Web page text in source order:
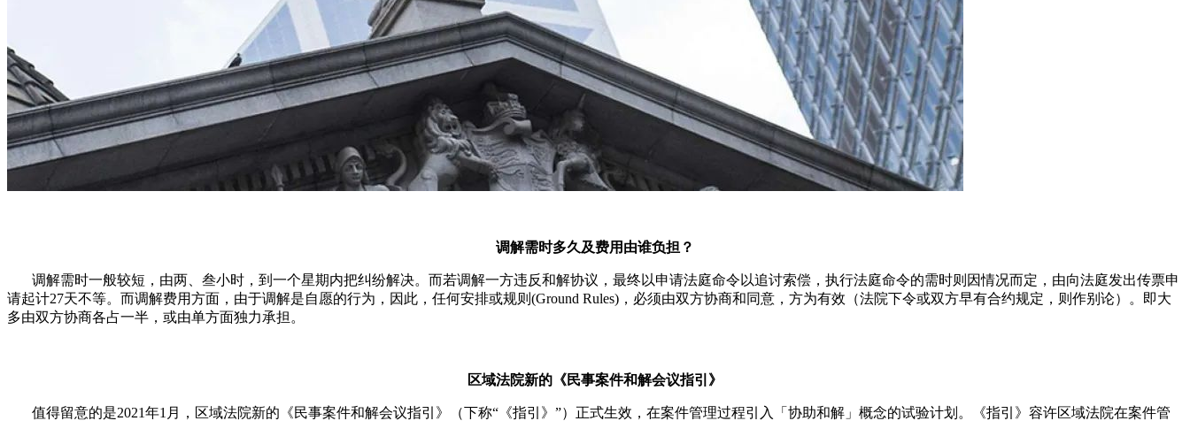
调解需时多久及费用由谁负担？
调解需时一般较短，由两、叁小时，到一个星期内把纠纷解决。而若调解一方违反和解协议，最终以申请法庭命令以追讨索偿，执行法庭命令的需时则因情况而定，由向法庭发出传票申
请起计27天不等。而调解费用方面，由于调解是自愿的行为，因此，任何安排或规则(Ground Rules)，必须由双方协商和同意，方为有效（法院下令或双方早有合约规定，则作别论）。即大
多由双方协商各占一半，或由单方面独力承担。
区域法院新的《民事案件和解会议指引》
值得留意的是2021年1月，区域法院新的《民事案件和解会议指引》（下称“《指引》”）正式生效，在案件管理过程引入「协助和解」概念的试验计划。《指引》容许区域法院在案件管